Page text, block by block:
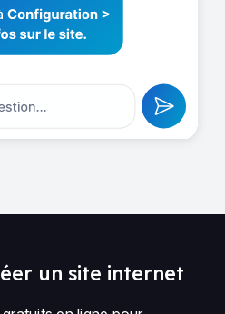
un site internet